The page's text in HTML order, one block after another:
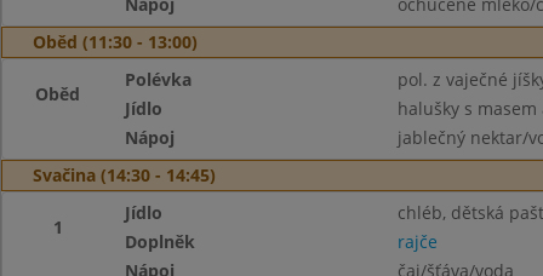
Oběd (11:30 - 13:00)
Oběd
Polévka
pol. z vaječné
Jídlo
halušky s masem
Nápoj
jablečný nektar/
Svačina (14:30 - 14:45)
1
Jídlo
chléb, dětská
Doplněk
rajče
Nápoj
čaj/šťáva/voda